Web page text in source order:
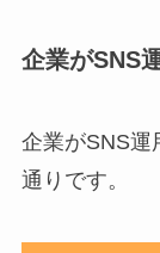
企業がSNS
企業がSNS運
通りです。